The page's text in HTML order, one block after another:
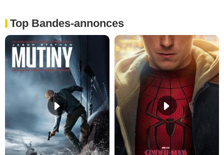
Top Bandes-annonces